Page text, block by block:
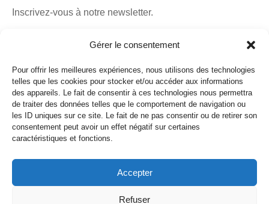
Gérer le consentement
Pour offrir les meilleures expériences, nous utilisons des technologies
telles que les cookies pour stocker et/ou accéder aux informations
des appareils. Le fait de consentir à ces technologies nous permettra
de traiter des données telles que le comportement de navigation ou
les ID uniques sur ce site. Le fait de ne pas consentir ou de retirer son
consentement peut avoir un effet négatif sur certaines
caractéristiques et fonctions.
Accepter
Refuser
Inscrivez-vous à notre newsletter.
Politique de cookies
Payro Communication Sàrl